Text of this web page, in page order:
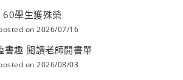
學生獲殊榮
on 2026/07/16
書趣 閱讀老師開書單
on 2026/08/03